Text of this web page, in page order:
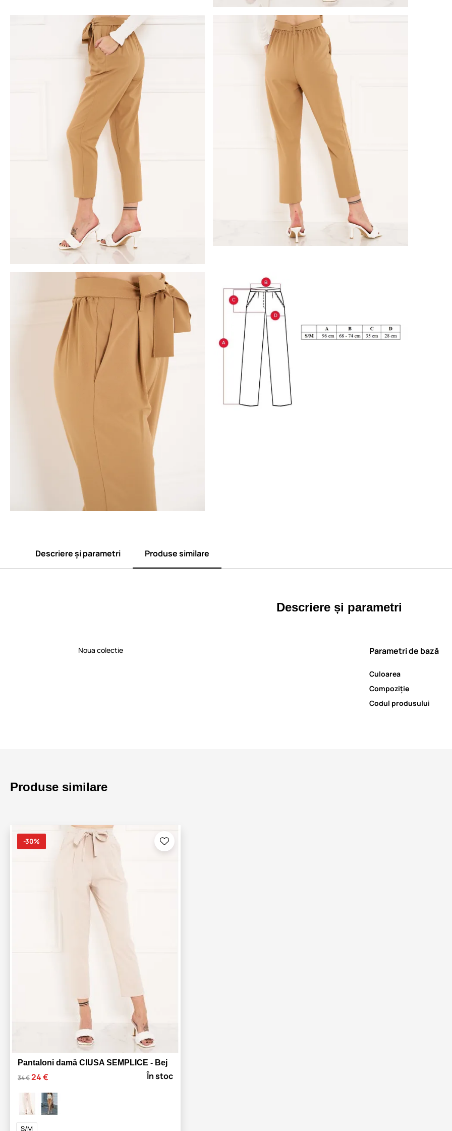
Descriere și parametri Produse similare
Descriere și parametri
Noua colectie Parametri de bază
Culoarea
Compoziție
Codul produsului
Produse similare
-30%
Pantaloni damă CIUSA SEMPLICE - Bej
34 €24 € În stoc
S/M